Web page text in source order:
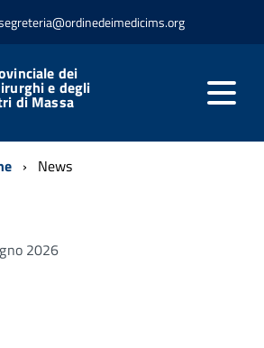
dei
e degli
di Massa
News
2026